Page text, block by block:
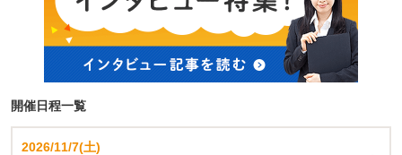
開催日程一覧
2026/11/7(土)